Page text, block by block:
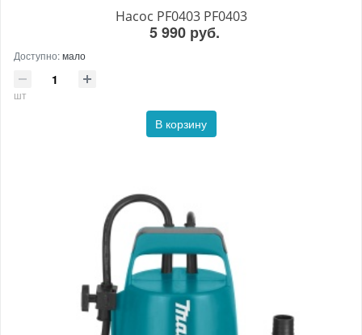
Насос PF0403 PF0403
5 990 руб.
Доступно:мало
шт
В корзину